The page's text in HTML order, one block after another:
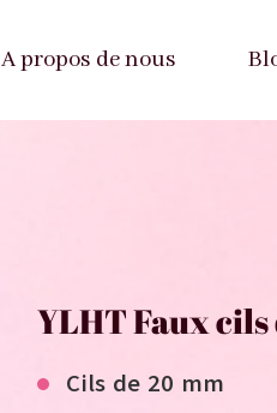
A propos de nous
YLHT Faux cils
Cils de 20 mm